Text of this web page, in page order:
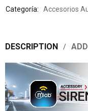
Categoría:
Accesorios
DESCRIPTION